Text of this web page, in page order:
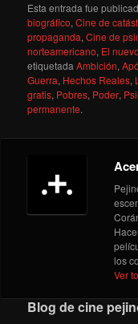
Esta entrada fue
biográfico,Cine de
propaganda,Cine de
norteamericano, El
etiquetadaAmbición,
Guerra, Hechos Reales,
gratis, Pobres, Poder,
permanente.
los
Ver
Blog de cine